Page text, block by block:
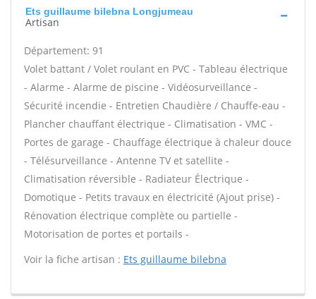
Ets guillaume bilebna Longjumeau
Artisan
Département: 91
Volet battant / Volet roulant en PVC - Tableau électrique
- Alarme - Alarme de piscine - Vidéosurveillance -
Sécurité incendie - Entretien Chaudière / Chauffe-eau -
Plancher chauffant électrique - Climatisation - VMC -
Portes de garage - Chauffage électrique à chaleur douce
- Télésurveillance - Antenne TV et satellite -
Climatisation réversible - Radiateur Électrique -
Domotique - Petits travaux en électricité (Ajout prise) -
Rénovation électrique complète ou partielle -
Motorisation de portes et portails -
Voir la fiche artisan : Ets guillaume bilebna